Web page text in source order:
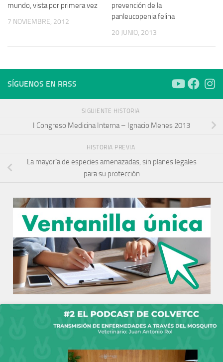
mundo, vista por primera vez
7 NOVIEMBRE, 2012
prevención de la
panleucopenia felina
20 JUNIO, 2013
SÍGUENOS EN RRSS
SIGUIENTE HISTORIA
I Congreso Medicina Interna – Ignacio Menes 2013
HISTORIA PREVIA
La mayoría de especies amenazadas, sin planes legales
para su protección